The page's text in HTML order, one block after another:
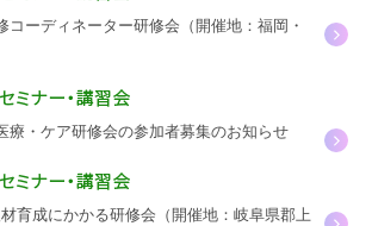
コーディネーター研修会（開催地：福岡・
療・ケア研修会の参加者募集のお知らせ
育成にかかる研修会（開催地：岐阜県郡上